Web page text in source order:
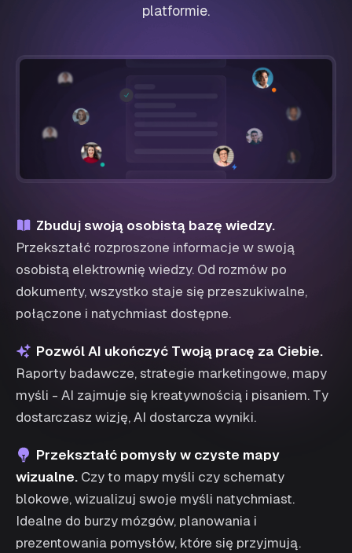
platformie.
Zbuduj swoją osobistą bazę wiedzy.
Przekształć rozproszone informacje w swoją
osobistą elektrownię wiedzy. Od rozmów po
dokumenty, wszystko staje się przeszukiwalne,
połączone i natychmiast dostępne.
Pozwól AI ukończyć Twoją pracę za Ciebie.
Raporty badawcze, strategie marketingowe, mapy
myśli - AI zajmuje się kreatywnością i pisaniem. Ty
dostarczasz wizję, AI dostarcza wyniki.
Przekształć pomysły w czyste mapy
wizualne. Czy to mapy myśli czy schematy
blokowe, wizualizuj swoje myśli natychmiast.
Idealne do burzy mózgów, planowania i
prezentowania pomysłów, które się przyjmują.